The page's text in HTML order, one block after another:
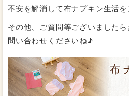
不安を解消して布ナプキン生活を
その他、ご質問等ございました
問い合わせくださいね♪